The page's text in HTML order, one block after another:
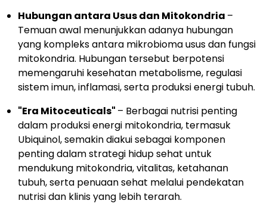
Hubungan antara Usus dan Mitokondria –
Temuan awal menunjukkan adanya hubungan
yang kompleks antara mikrobioma usus dan fungsi
mitokondria. Hubungan tersebut berpotensi
memengaruhi kesehatan metabolisme, regulasi
sistem imun, inflamasi, serta produksi energi tubuh.
"Era Mitoceuticals" – Berbagai nutrisi penting
dalam produksi energi mitokondria, termasuk
Ubiquinol, semakin diakui sebagai komponen
penting dalam strategi hidup sehat untuk
mendukung mitokondria, vitalitas, ketahanan
tubuh, serta penuaan sehat melalui pendekatan
nutrisi dan klinis yang lebih terarah.